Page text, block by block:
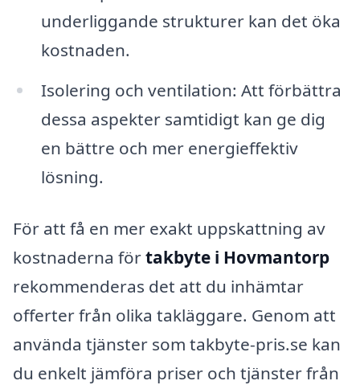
underliggande strukturer kan det öka
kostnaden.
Isolering och ventilation: Att förbättra
dessa aspekter samtidigt kan ge dig
en bättre och mer energieffektiv
lösning.
För att få en mer exakt uppskattning av
kostnaderna förtakbyte i Hovmantorp
rekommenderas det att du inhämtar
offerter från olika takläggare. Genom att
använda tjänster som takbyte-pris.se kan
du enkelt jämföra priser och tjänster från